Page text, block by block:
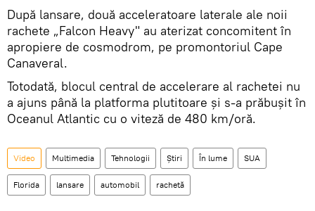
După lansare, două acceleratoare laterale ale noii
rachete „Falcon Heavy" au aterizat concomitent în
apropiere de cosmodrom, pe promontoriul Cape
Canaveral.
Totodată, blocul central de accelerare al rachetei nu
a ajuns până la platforma plutitoare și s-a prăbușit în
Oceanul Atlantic cu o viteză de 480 km/oră.
Video Multimedia Tehnologii Știri În lume SUA
Florida lansare automobil rachetă